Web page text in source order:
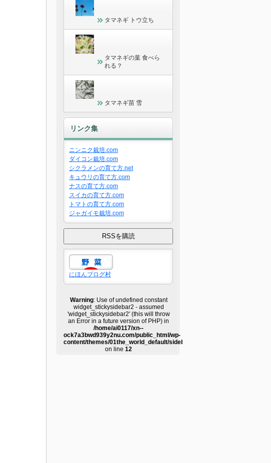
タマネギ トウ立ち
タマネギの葉 食べら
れる？
タマネギ苗 雪
リンク集
ニンニク栽培.com
ダイコン栽培.com
シクラメンの育て方.net
キュウリの育て方.com
ナスの育て方.com
スイカの育て方.com
トマトの育て方.com
ジャガイモ栽培.com
にほんブログ村
Warning: Use of undefined constant
widget_stickysidebar2 - assumed
'widget_stickysidebar2' (this will throw
an Error in a future version of PHP) in
/home/ai0117/xn--
ock7a3bwd939y2nu.com/public_html/wp-
content/themes/01the_world_default/sidebar2.php
on line 12